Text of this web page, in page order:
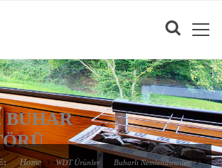
BUHAR
Home WDT Ürünler Buharlı Nemlendiriciler